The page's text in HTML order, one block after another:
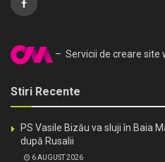
– Servicii de creare site
Stiri Recente
PS Vasile Bizău va sluji în Baia
după Rusalii
6 AUGUST 2026